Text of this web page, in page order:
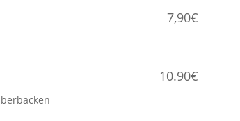
7,90€
10.90€